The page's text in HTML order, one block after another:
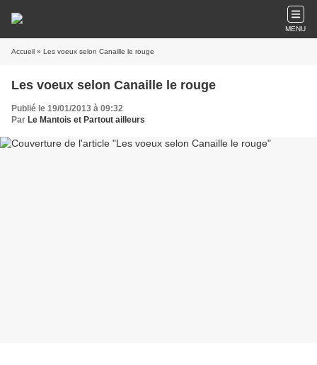
MENU
Accueil » Les voeux selon Canaille le rouge
Les voeux selon Canaille le rouge
Publié le 19/01/2013 à 09:32
Par Le Mantois et Partout ailleurs